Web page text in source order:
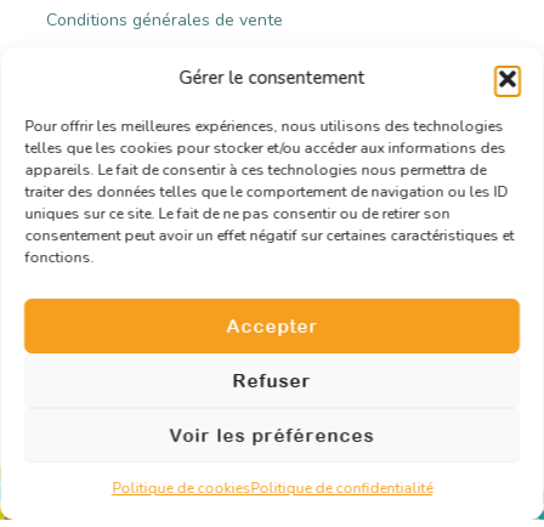
Gérer le consentement
Pour offrir les meilleures expériences, nous utilisons des technologies
telles que les cookies pour stocker et/ou accéder aux informations des
appareils. Le fait de consentir à ces technologies nous permettra de
traiter des données telles que le comportement de navigation ou les ID
uniques sur ce site. Le fait de ne pas consentir ou de retirer son
consentement peut avoir un effet négatif sur certaines caractéristiques et
fonctions.
Accepter
Refuser
Voir les préférences
Politique de cookiesPolitique de confidentialité
Conditions générales de vente
10, rue de Penthièvre – 75008 Paris
contact@pikotyevent.fr
Demander un devis